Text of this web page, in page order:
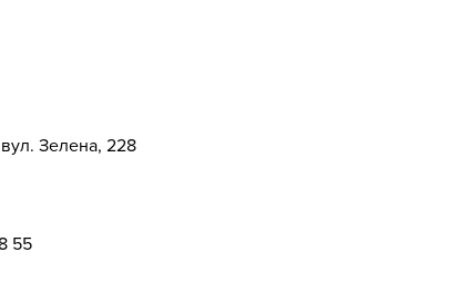
вул. Зелена, 228
55